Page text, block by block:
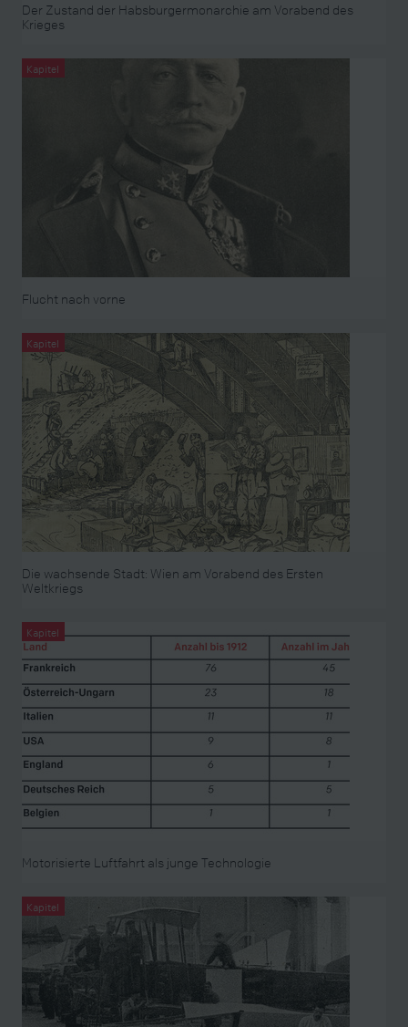
Der Zustand der Habsburgermonarchie am Vorabend des
Krieges
Kapitel
Flucht nach vorne
Kapitel
Die wachsende Stadt: Wien am Vorabend des Ersten
Weltkriegs
Kapitel
Motorisierte Luftfahrt als junge Technologie
Kapitel